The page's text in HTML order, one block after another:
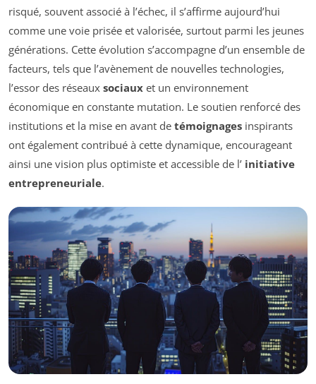
risqué, souvent associé à l’échec, il s’affirme aujourd’hui
comme une voie prisée et valorisée, surtout parmi les jeunes
générations. Cette évolution s’accompagne d’un ensemble de
facteurs, tels que l’avènement de nouvelles technologies,
l’essor des réseaux sociaux et un environnement
économique en constante mutation. Le soutien renforcé des
institutions et la mise en avant de témoignages inspirants
ont également contribué à cette dynamique, encourageant
ainsi une vision plus optimiste et accessible de l’ initiative
entrepreneuriale.